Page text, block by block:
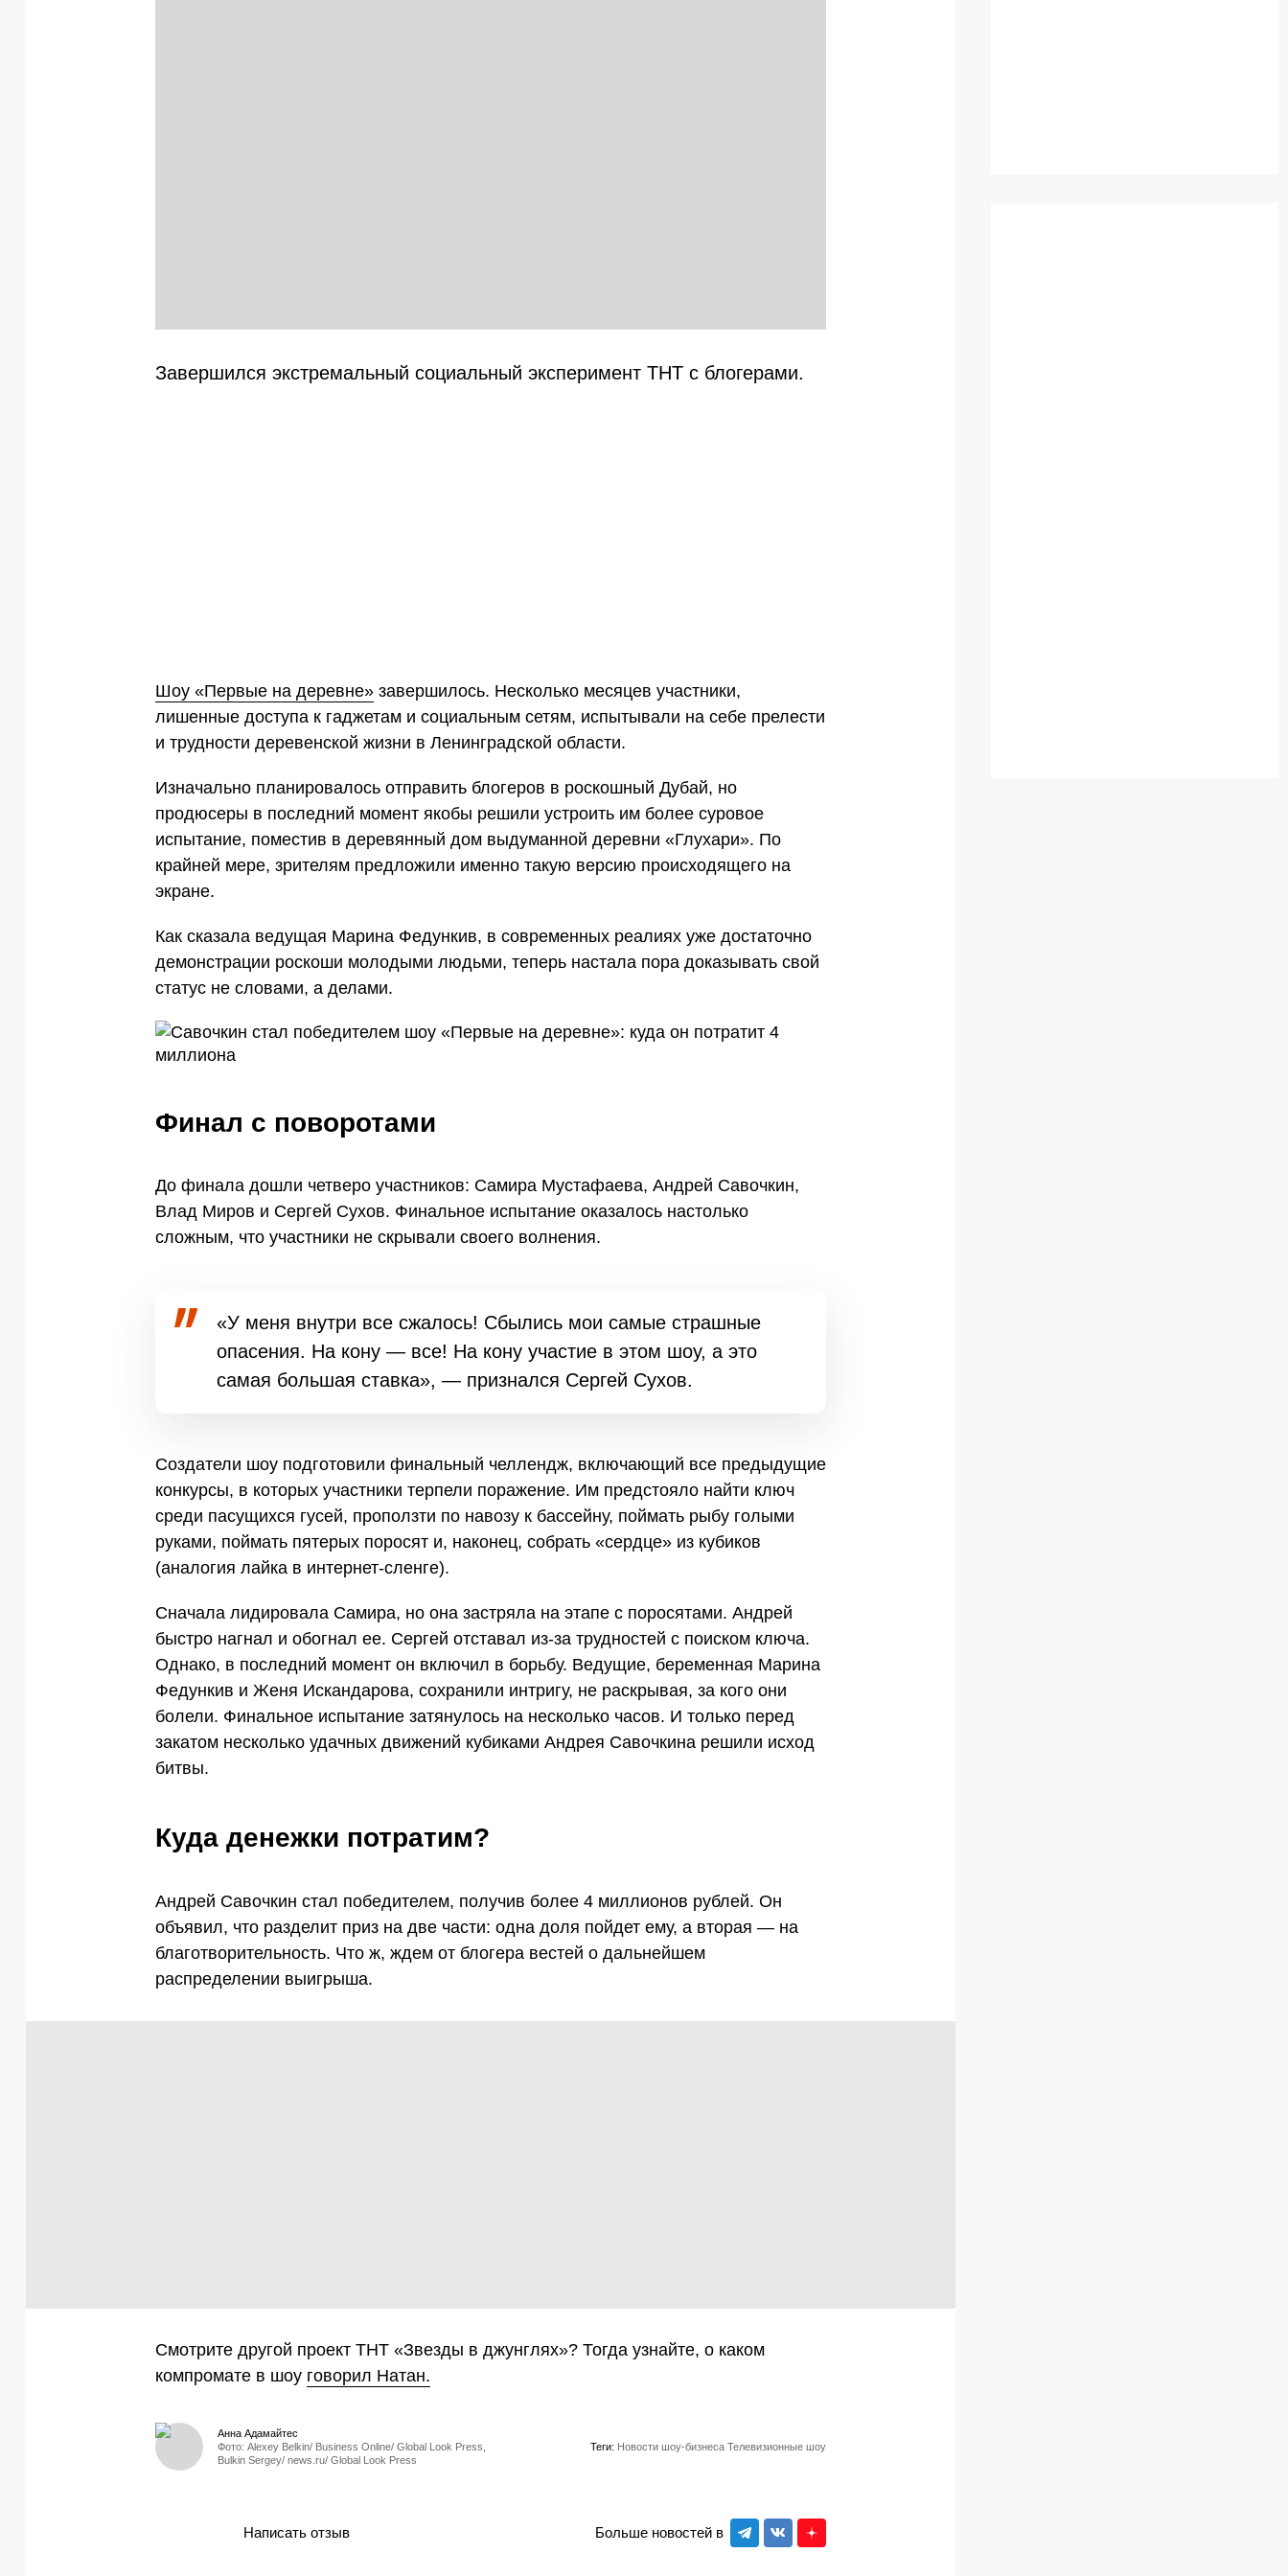
Завершился экстремальный социальный эксперимент ТНТ с блогерами.
Шоу «Первые на деревне» завершилось. Несколько месяцев участники,
лишенные доступа к гаджетам и социальным сетям, испытывали на себе прелести
и трудности деревенской жизни в Ленинградской области.
Изначально планировалось отправить блогеров в роскошный Дубай, но
продюсеры в последний момент якобы решили устроить им более суровое
испытание, поместив в деревянный дом выдуманной деревни «Глухари». По
крайней мере, зрителям предложили именно такую версию происходящего на
экране.
Как сказала ведущая Марина Федункив, в современных реалиях уже достаточно
демонстрации роскоши молодыми людьми, теперь настала пора доказывать свой
статус не словами, а делами.
Финал с поворотами
До финала дошли четверо участников: Самира Мустафаева, Андрей Савочкин,
Влад Миров и Сергей Сухов. Финальное испытание оказалось настолько
сложным, что участники не скрывали своего волнения.
«У меня внутри все сжалось! Сбылись мои самые страшные
опасения. На кону — все! На кону участие в этом шоу, а это
самая большая ставка», — признался Сергей Сухов.
Создатели шоу подготовили финальный челлендж, включающий все предыдущие
конкурсы, в которых участники терпели поражение. Им предстояло найти ключ
среди пасущихся гусей, проползти по навозу к бассейну, поймать рыбу голыми
руками, поймать пятерых поросят и, наконец, собрать «сердце» из кубиков
(аналогия лайка в интернет-сленге).
Сначала лидировала Самира, но она застряла на этапе с поросятами. Андрей
быстро нагнал и обогнал ее. Сергей отставал из-за трудностей с поиском ключа.
Однако, в последний момент он включил в борьбу. Ведущие, беременная Марина
Федункив и Женя Искандарова, сохранили интригу, не раскрывая, за кого они
болели. Финальное испытание затянулось на несколько часов. И только перед
закатом несколько удачных движений кубиками Андрея Савочкина решили исход
битвы.
Куда денежки потратим?
Андрей Савочкин стал победителем, получив более 4 миллионов рублей. Он
объявил, что разделит приз на две части: одна доля пойдет ему, а вторая — на
благотворительность. Что ж, ждем от блогера вестей о дальнейшем
распределении выигрыша.
Смотрите другой проект ТНТ «Звезды в джунглях»? Тогда узнайте, о каком
компромате в шоу говорил Натан.
Фото: Alexey Belkin/ Business Online/ Global Look Press,
Bulkin Sergey/ news.ru/ Global Look Press
Анна Адамайтес
Теги: Новости шоу-бизнеса Телевизионные шоу
Больше новостей в
Написать отзыв